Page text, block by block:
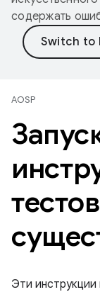
содержать
AOSP
Эти инструкции